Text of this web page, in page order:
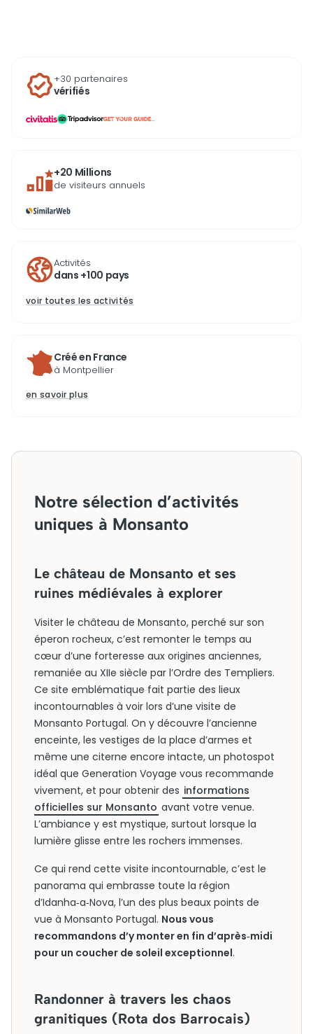
+30 partenaires
vérifiés
...
+20 Millions
de visiteurs annuels
Activités
dans +100 pays
voir toutes les activités
Créé en France
à Montpellier
en savoir plus
Notre sélection d’activités
uniques à Monsanto
Le château de Monsanto et ses
ruines médiévales à explorer
Visiter le château de Monsanto, perché sur son
éperon rocheux, c’est remonter le temps au
cœur d’une forteresse aux origines anciennes,
remaniée au XIIe siècle par l’Ordre des Templiers.
Ce site emblématique fait partie des lieux
incontournables à voir lors d’une visite de
Monsanto Portugal. On y découvre l’ancienne
enceinte, les vestiges de la place d’armes et
même une citerne encore intacte, un photospot
idéal que Generation Voyage vous recommande
vivement, et pour obtenir des informations
officielles sur Monsanto avant votre venue.
L’ambiance y est mystique, surtout lorsque la
lumière glisse entre les rochers immenses.
Ce qui rend cette visite incontournable, c’est le
panorama qui embrasse toute la région
d’Idanha‑a‑Nova, l’un des plus beaux points de
vue à Monsanto Portugal. Nous vous
recommandons d’y monter en fin d’après‑midi
pour un coucher de soleil exceptionnel.
Randonner à travers les chaos
granitiques (Rota dos Barrocais)